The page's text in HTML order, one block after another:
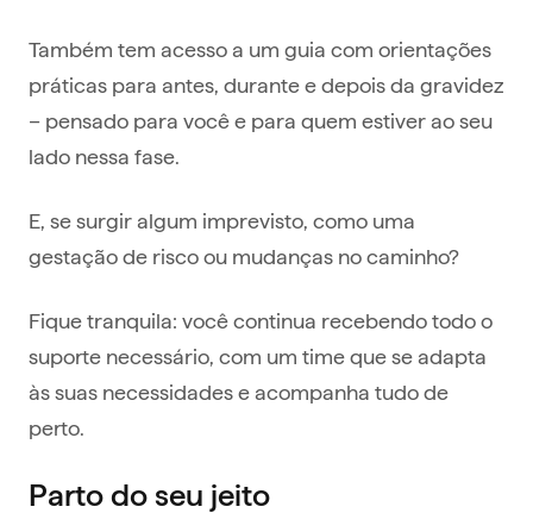
Também tem acesso a um guia com orientações
práticas para antes, durante e depois da gravidez
– pensado para você e para quem estiver ao seu
lado nessa fase.
E, se surgir algum imprevisto, como uma
gestação de risco ou mudanças no caminho?
Fique tranquila: você continua recebendo todo o
suporte necessário, com um time que se adapta
às suas necessidades e acompanha tudo de
perto.
Parto do seu jeito